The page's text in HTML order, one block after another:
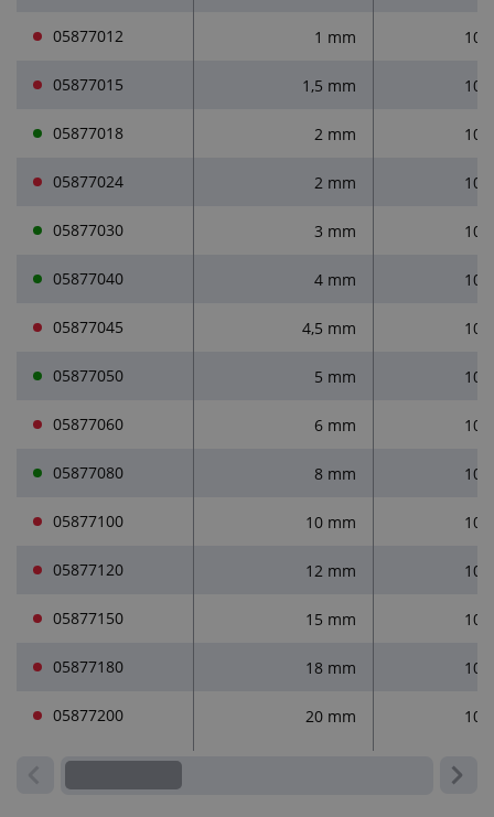
05877012 1 mm
05877015 1,5 mm
05877018 2 mm
05877024 2 mm
05877030 3 mm
05877040 4 mm
05877045 4,5 mm
05877050 5 mm
05877060 6 mm
05877080 8 mm
05877100 10 mm
05877120 12 mm
05877150 15 mm
05877180 18 mm
05877200 20 mm